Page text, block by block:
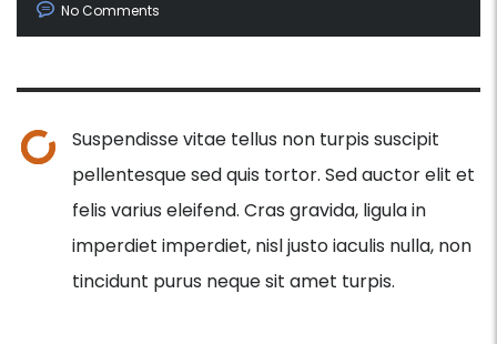
No Comments
Suspendisse vitae tellus non turpis suscipit
pellentesque sed quis tortor. Sed auctor elit et
felis varius eleifend. Cras gravida, ligula in
imperdiet imperdiet, nisl justo iaculis nulla, non
tincidunt purus neque sit amet turpis.